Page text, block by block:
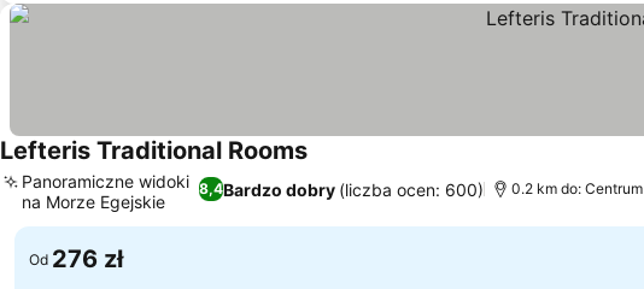
Lefteris Traditional Rooms
8,4Bardzo dobry (liczba ocen: 600)
Panoramiczne widoki
na Morze Egejskie
0.2 km do: Centrum
Od 276 zł